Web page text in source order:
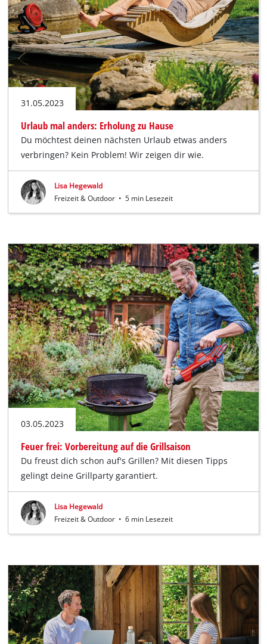
31.05.2023
Urlaub mal anders: Erholung zu Hause
Du möchtest deinen nächsten Urlaub etwas anders
verbringen? Kein Problem! Wir zeigen dir wie.
Lisa Hegewald
Freizeit & Outdoor • 5 min Lesezeit
03.05.2023
Feuer frei: Vorbereitung auf die Grillsaison
Du freust dich schon auf's Grillen? Mit diesen Tipps
gelingt deine Grillparty garantiert.
Lisa Hegewald
Freizeit & Outdoor • 6 min Lesezeit